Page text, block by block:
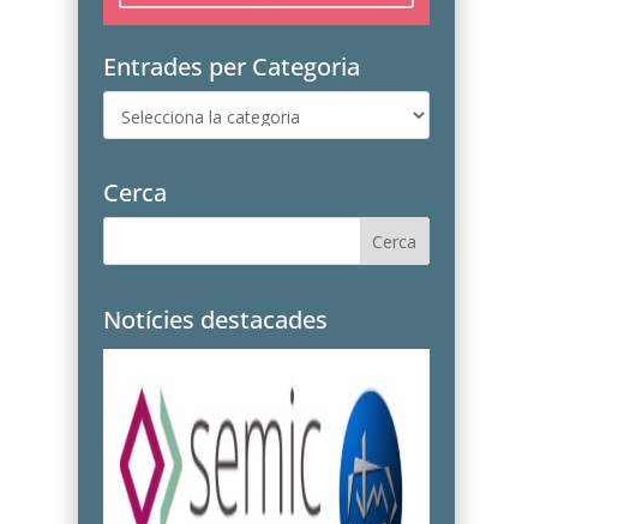
Entrades per Categoria
per
Cerca
Notícies destacades